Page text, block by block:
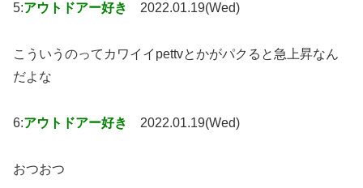
5:アウトドアー好き 2022.01.19(Wed)
こういうのってカワイイpettvとかがパクると急上昇なん
だよな
6:アウトドアー好き 2022.01.19(Wed)
おつおつ